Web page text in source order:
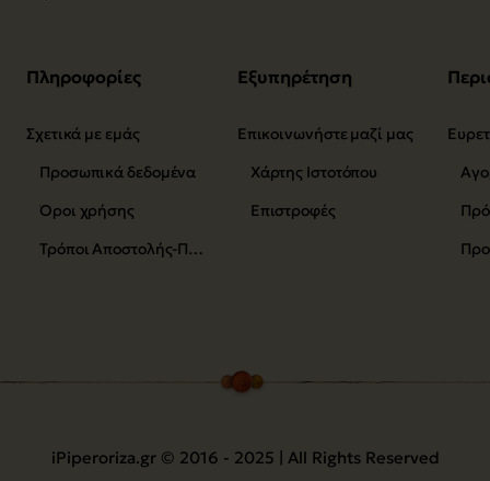
Πληροφορίες
Σχετικά με εμάς
Προσωπικά δεδομένα
Όροι χρήσης
Τρόποι Αποστολής-Πληρωμής
Εξυπηρέτηση
Επικοινωνήστε μαζί μας
Χάρτης Ιστοτόπου
Επιστροφές
iPiperoriza.gr © 2016 - 2025 | All Rights Reserved